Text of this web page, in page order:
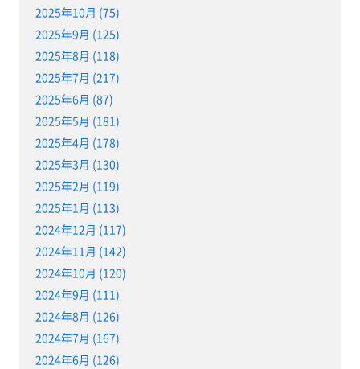
2025年10月 (75)
2025年9月 (125)
2025年8月 (118)
2025年7月 (217)
2025年6月 (87)
2025年5月 (181)
2025年4月 (178)
2025年3月 (130)
2025年2月 (119)
2025年1月 (113)
2024年12月 (117)
2024年11月 (142)
2024年10月 (120)
2024年9月 (111)
2024年8月 (126)
2024年7月 (167)
2024年6月 (126)